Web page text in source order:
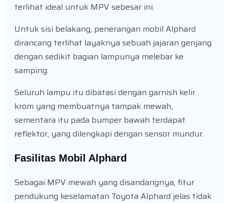
terlihat ideal untuk MPV sebesar ini.
Untuk sisi belakang, penerangan mobil Alphard
dirancang terlihat layaknya sebuah jajaran genjang
dengan sedikit bagian lampunya melebar ke
samping.
Seluruh lampu itu dibatasi dengan garnish kelir
krom yang membuatnya tampak mewah,
sementara itu pada bumper bawah terdapat
reflektor, yang dilengkapi dengan sensor mundur.
Fasilitas Mobil Alphard
Sebagai MPV mewah yang disandangnya, fitur
pendukung keselamatan Toyota Alphard jelas tidak